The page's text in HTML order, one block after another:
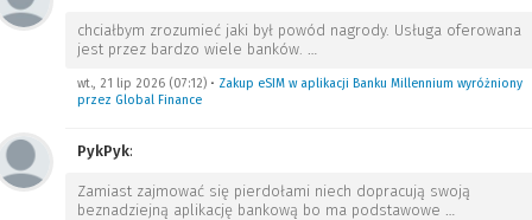
chciałbym zrozumieć jaki był powód nagrody. Usługa oferowana
jest przez bardzo wiele banków. …
wt., 21 lip 2026 (07:12) • Zakup eSIM w aplikacji Banku Millennium wyróżniony
przez Global Finance
PykPyk:
Zamiast zajmować się pierdołami niech dopracują swoją
beznadziejną aplikację bankową bo ma podstawowe …